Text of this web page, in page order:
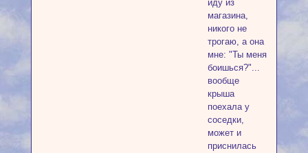
иду из
магазина,
никого не
трогаю, а она
мне: "Ты меня
боишься?"...
вообще
крыша
поехала у
соседки,
может и
приснилась